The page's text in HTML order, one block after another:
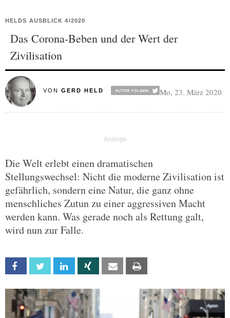
HELDS AUSBLICK 4/2020
Das Corona-Beben und der Wert der
Zivilisation
VON GERD HELD Mo, 23. März 2020
Die Welt erlebt einen dramatischen
Stellungswechsel: Nicht die moderne Zivilisation ist
gefährlich, sondern eine Natur, die ganz ohne
menschliches Zutun zu einer aggressiven Macht
werden kann. Was gerade noch als Rettung galt,
wird nun zur Falle.
Facebook Twitter Linkedin Xing Email